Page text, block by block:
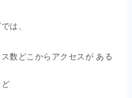
は、
数どこからアクセスが ある